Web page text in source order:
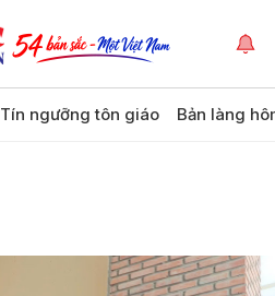
Tín ngưỡng tôn giáo Bản làng